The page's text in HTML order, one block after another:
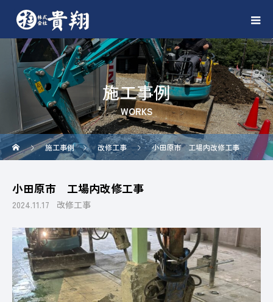
施工事例
WORKS
施工事例 改修工事 小田原市 工場内改修工事
小田原市 工場内改修工事
2024.11.17 改修工事